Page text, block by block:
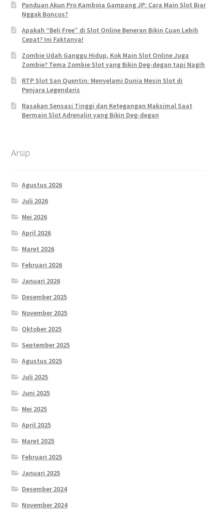
Panduan Akun Pro Kamboja Gampang JP: Cara Main Slot Biar
Nggak Boncos?
Apakah “Beli Free” di Slot Online Beneran Bikin Cuan Lebih
Cepat? Ini Faktanya!
Zombie Udah Ganggu Hidup, Kok Main Slot Online Juga
Zombie? Tema Zombie Slot yang Bikin Deg-degan tapi Nagih
RTP Slot San Quentin: Menyelami Dunia Mesin Slot di
Penjara Legendaris
Rasakan Sensasi Tinggi dan Ketegangan Maksimal Saat
Bermain Slot Adrenalin yang Bikin Deg-degan
Arsip
Agustus 2026
Juli 2026
Mei 2026
April 2026
Maret 2026
Februari 2026
Januari 2026
Desember 2025
November 2025
Oktober 2025
September 2025
Agustus 2025
Juli 2025
Juni 2025
Mei 2025
April 2025
Maret 2025
Februari 2025
Januari 2025
Desember 2024
November 2024